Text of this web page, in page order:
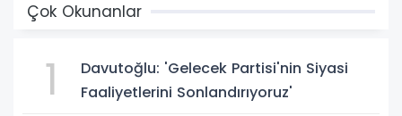
Çok Okunanlar
1
Davutoğlu: 'Gelecek Partisi'nin Siyasi
Faaliyetlerini Sonlandırıyoruz'